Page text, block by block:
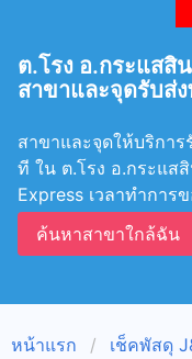
ต.โรง อ.กระแสสิ
สาขาและจุดรับส่
สาขาและจุดให้บริการ
ที ใน ต.โรง อ.กระแส
Express เวลาทำการ
ค้นหาสาขาใกล้ฉัน
หน้าแรก
เช็คพัสดุ